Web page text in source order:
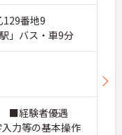
129番地9
」バス・車9分
■経験者優遇
力等の基本操作